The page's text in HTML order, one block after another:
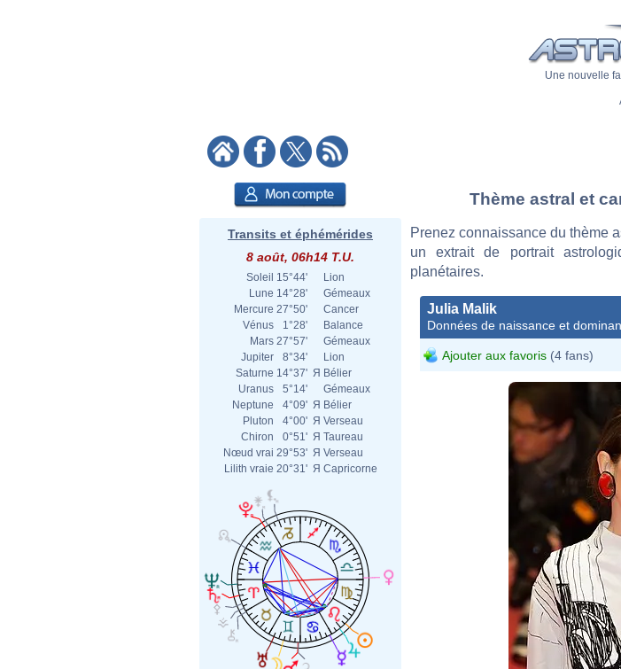
Une nouvelle
Transits et éphémérides
8 août, 06h14 T.U.
Soleil 15°44'
Lion
Lune 14°28'
Gémeaux
Mercure 27°50'
Cancer
Vénus
1°28'
Balance
Mars 27°57'
Gémeaux
Jupiter
8°34'
Lion
Saturne 14°37' Я Bélier
Uranus
5°14'
Gémeaux
Neptune
4°09' Я Bélier
Pluton
4°00' Я Verseau
Chiron
0°51' Я Taureau
Nœud vrai 29°53' Я Verseau
Lilith vraie 20°31' Я Capricorne
Thème astral et
Prenez connaissance du thème
un extrait de portrait
planétaires.
Julia Malik
Données de naissance et
Ajouter aux favoris (4 fans)